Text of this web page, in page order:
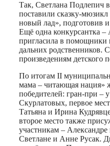
Так, Светлана Подлепич
поставили сказку-
новый лад», подготовив
Ещё одна конкурсантка –
пригласила в помощники
дальних родственников.
произведениям детского
По итогам II
мама – читающая нация»
победителей: гран-при
Скурлатовых, первое
Татьяна и Ирина
второе место также
участникам –
Светлане и Анне Русак.